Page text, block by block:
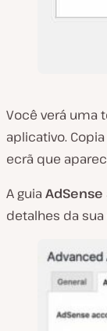
Você verá uma
aplicativo.
ecrã que
A guia AdSense
detalhes da sua